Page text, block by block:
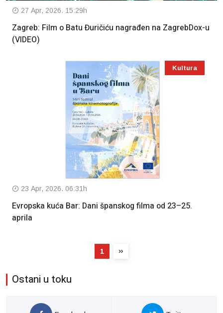
27 Apr, 2026. 15:29h
Zagreb: Film o Batu Đuričiću nagrađen na ZagrebDox-u
(VIDEO)
Kultura
23 Apr, 2026. 06:31h
Evropska kuća Bar: Dani španskog filma od 23–25.
aprila
1
Ostani u toku